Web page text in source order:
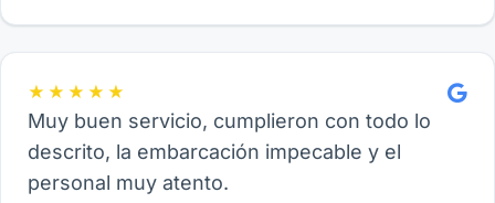
★★★★★
Muy buen servicio, cumplieron con todo lo
descrito, la embarcación impecable y el
personal muy atento.